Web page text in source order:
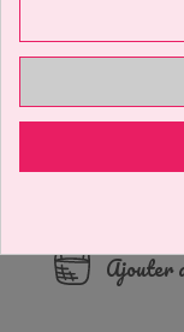
Emporte-Pièce
De
Ajouter